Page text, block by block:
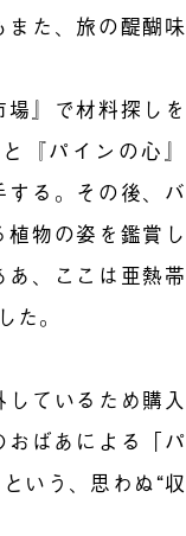
た、旅の醍醐味
』で材料探しを
『パインの心』
する。その後、バ
物の姿を鑑賞し
、ここは亜熱帯
。
ているため購入
ばあによる「パ
いう、思わぬ“収